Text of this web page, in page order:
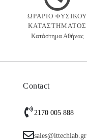
ΩΡΑΡΙΟ ΦΥΣΙΚΟΥ
ΚΑΤΑΣΤΗΜΑΤΟΣ
Κατάστημα Αθήνας
Contact
2170 005 888
sales@ittechlab.gr